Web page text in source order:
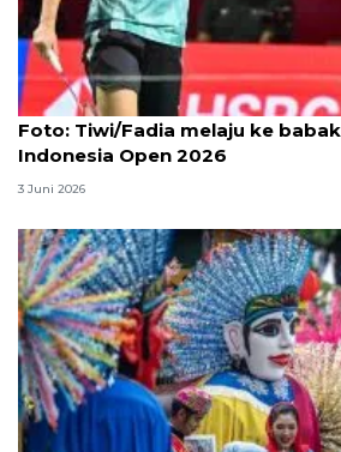
Foto
Foto: Tiwi/Fadia melaju ke
Indonesia Open 2026
3 Juni 2026